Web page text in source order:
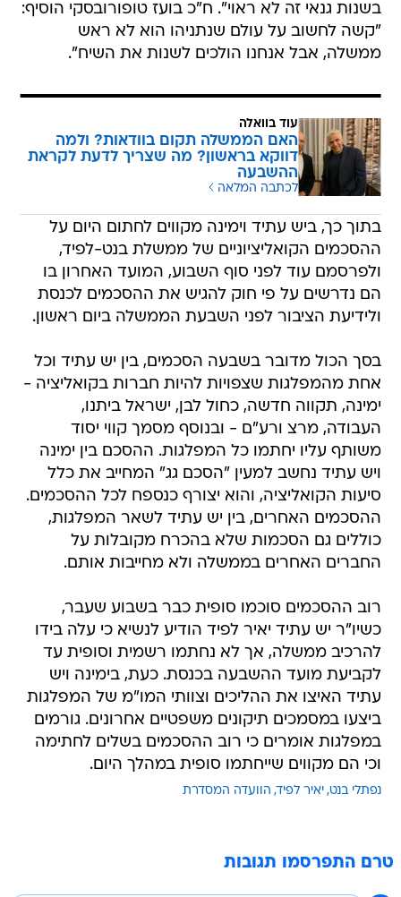
בשנות גנאי זה לא ראוי". ח"כ בועז טופורובסקי הוסיף:
"קשה לחשוב על עולם שנתניהו הוא לא ראש
ממשלה, אבל אנחנו הולכים לשנות את השיח".
עוד בוואלה
האם הממשלה תקום בוודאות? ולמה
דווקא בראשון? מה שצריך לדעת לקראת
ההשבעה
לכתבה המלאה
בתוך כך, ביש עתיד וימינה מקווים לחתום היום על
ההסכמים הקואליציוניים של ממשלת בנט-לפיד,
ולפרסמם עוד לפני סוף השבוע, המועד האחרון בו
הם נדרשים על פי חוק להגיש את ההסכמים לכנסת
ולידיעת הציבור לפני השבעת הממשלה ביום ראשון.
בסך הכול מדובר בשבעה הסכמים, בין יש עתיד וכל
אחת מהמפלגות שצפויות להיות חברות בקואליציה -
ימינה, תקווה חדשה, כחול לבן, ישראל ביתנו,
העבודה, מרצ ורע"ם - ובנוסף מסמך קווי יסוד
משותף עליו יחתמו כל המפלגות. ההסכם בין ימינה
ויש עתיד נחשב למעין "הסכם גג" המחייב את כלל
סיעות הקואליציה, והוא יצורף כנספח לכל ההסכמים.
ההסכמים האחרים, בין יש עתיד לשאר המפלגות,
כוללים גם הסכמות שלא בהכרח מקובלות על
החברים האחרים בממשלה ולא מחייבות אותם.
רוב ההסכמים סוכמו סופית כבר בשבוע שעבר,
כשיו"ר יש עתיד יאיר לפיד הודיע לנשיא כי עלה בידו
להרכיב ממשלה, אך לא נחתמו רשמית וסופית עד
לקביעת מועד ההשבעה בכנסת. כעת, בימינה ויש
עתיד האיצו את ההליכים וצוותי המו"מ של המפלגות
ביצעו במסמכים תיקונים משפטיים אחרונים. גורמים
במפלגות אומרים כי רוב ההסכמים בשלים לחתימה
וכי הם מקווים שייחתמו סופית במהלך היום.
נפתלי בנט יאיר לפיד הוועדה המסדרת
טרם התפרסמו תגובות